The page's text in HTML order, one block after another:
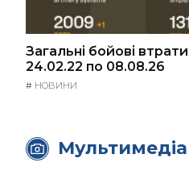
Загальні бойові
24.02.22 по 08.08.26
# НОВИНИ
Мультимедіа